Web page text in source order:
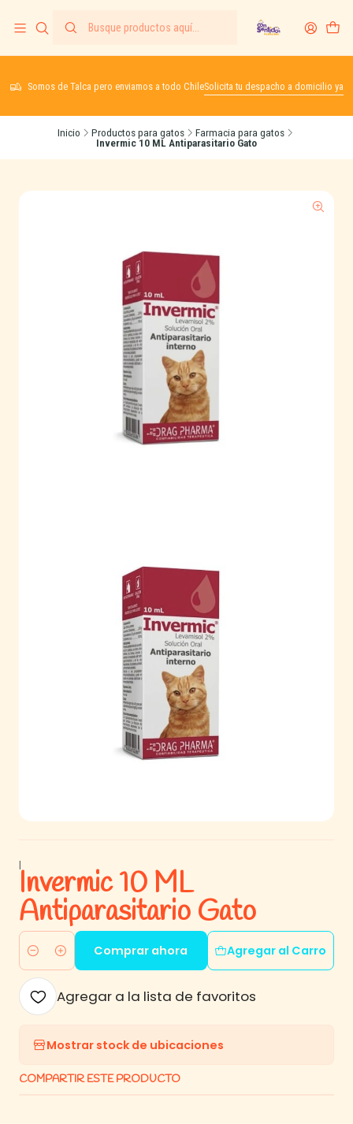
Somos de Talca pero enviamos a todo ChileSolicita tu despacho a domicilio ya
Inicio Productos para gatos
Farmacia para gatos
Invermic 10 ML Antiparasitario Gato
|
Invermic 10 ML
Antiparasitario Gato
Cantidad
Agregar al Carro
Comprar ahora
Agregar a la lista de favoritos
Mostrar stock de ubicaciones
COMPARTIR ESTE PRODUCTO